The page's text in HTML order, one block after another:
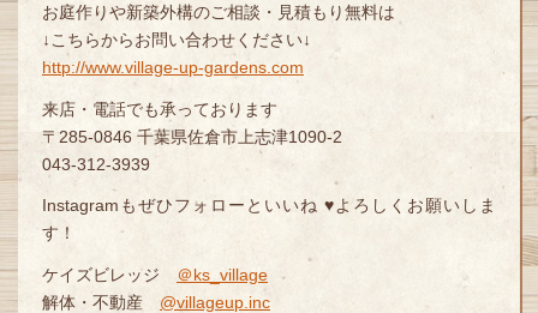
お庭作りや新築外構のご相談・見積もり無料は
↓こちらからお問い合わせください↓
http://www.village-up-gardens.com
来店・電話でも承っております
〒285-0846 千葉県佐倉市上志津1090-2
043-312-3939
Instagramもぜひフォローといいね ♥よろしくお願いしま
す！
ケイズビレッジ ＠ks_village
解体・不動産 @villageup.inc